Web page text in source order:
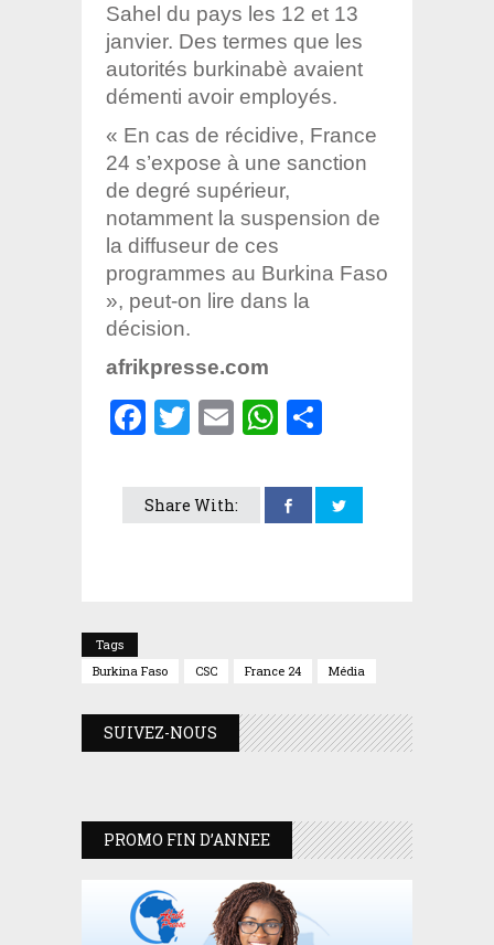
Sahel du pays les 12 et 13
janvier. Des termes que les
autorités burkinabè avaient
démenti avoir employés.
« En cas de récidive, France
24 s’expose à une sanction
de degré supérieur,
notamment la suspension de
la diffuseur de ces
programmes au Burkina Faso
», peut-on lire dans la
décision.
afrikpresse.com
Facebook
Twitter
EmailWhatsApp
Share With:
Tags
Burkina Faso
CSC France 24 Média
SUIVEZ-NOUS
PROMO FIN D’ANNEE